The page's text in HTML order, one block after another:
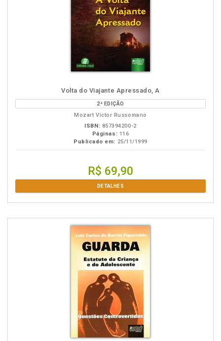
Volta do Viajante Apressado, A
2ª EDIÇÃO
Mozart Victor Russomano
ISBN: 857394200-2
Páginas: 116
Publicado em: 25/11/1999
R$ 69,90
DETALHES